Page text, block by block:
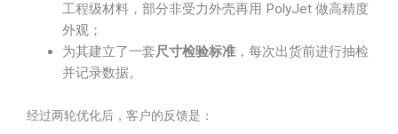
工程级材料，部分非受力外壳再用 PolyJet 做高精度
外观；
为其建立了一套尺寸检验标准 ，每次出货前进行抽检
并记录数据。
经过两轮优化后，客户的反馈是：